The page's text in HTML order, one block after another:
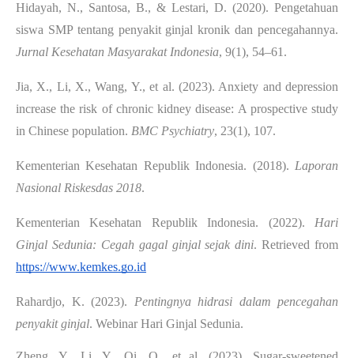
Hidayah, N., Santosa, B., & Lestari, D. (2020). Pengetahuan
siswa SMP tentang penyakit ginjal kronik dan pencegahannya.
Jurnal Kesehatan Masyarakat Indonesia, 9(1), 54–61.
Jia, X., Li, X., Wang, Y., et al. (2023). Anxiety and depression
increase the risk of chronic kidney disease: A prospective study
in Chinese population. BMC Psychiatry, 23(1), 107.
Kementerian Kesehatan Republik Indonesia. (2018). Laporan
Nasional Riskesdas 2018.
Kementerian Kesehatan Republik Indonesia. (2022). Hari
Ginjal Sedunia: Cegah gagal ginjal sejak dini. Retrieved from
https://www.kemkes.go.id
Rahardjo, K. (2023). Pentingnya hidrasi dalam pencegahan
penyakit ginjal. Webinar Hari Ginjal Sedunia.